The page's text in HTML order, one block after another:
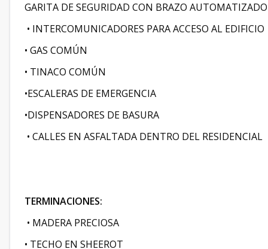
GARITA DE SEGURIDAD CON BRAZO
• INTERCOMUNICADORES PARA ACCESO AL EDIFICIO
• GAS COMÚN
• TINACO COMÚN
•ESCALERAS DE EMERGENCIA
•DISPENSADORES DE BASURA
• CALLES EN ASFALTADA DENTRO DEL RESIDENCIAL
TERMINACIONES:
• MADERA PRECIOSA
• TECHO EN SHEEROT